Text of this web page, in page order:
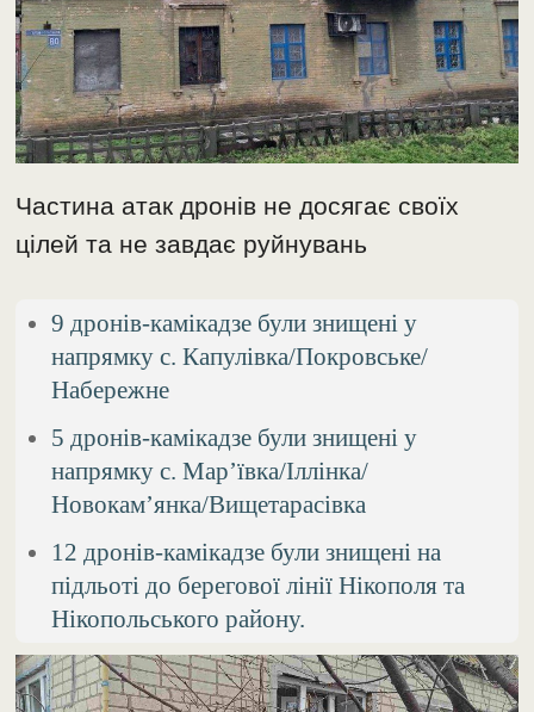
Частина атак дронів не досягає своїх
цілей та не завдає руйнувань
9 дронів-камікадзе були знищені у
напрямку с. Капулівка/Покровське/
Набережне
5 дронів-камікадзе були знищені у
напрямку с. Мар’ївка/Іллінка/
Новокам’янка/Вищетарасівка
12 дронів-камікадзе були знищені на
підльоті до берегової лінії Нікополя та
Нікопольського району.